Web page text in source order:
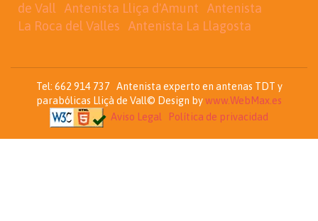
de Vall
Antenista Lliça d'Amunt
Antenista
La Roca del Valles
Antenista La Llagosta
Tel: 662 914 737 Antenista experto en antenas TDT y
parabólicas Lliçà de Vall© Design bywww.WebMax.es
Aviso Legal
Política de privacidad